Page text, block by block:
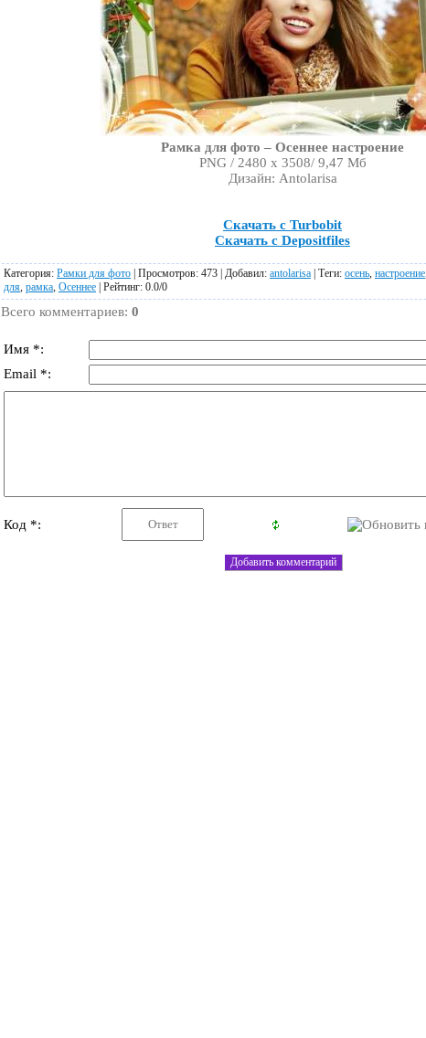
Рамка для фото – Осеннее настроение
PNG / 2480 x 3508/ 9,47 Мб
Дизайн: Antolarisa
Скачать с Turbobit
Скачать с Depositfiles
Категория: Рамки для фото | Просмотров: 473 | Добавил: antolarisa | Теги: осень настроение
для рамка Осеннее | Рейтинг: 0.0/0
Всего комментариев: 0
Имя *:
Email *:
Код *: